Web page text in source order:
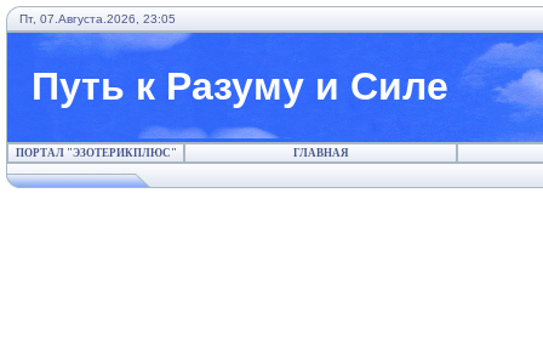
Пт, 07.Августа.2026, 23:05
Путь к Разуму и Силе
ПОРТАЛ "ЭЗОТЕРИКПЛЮС" ГЛАВНАЯ